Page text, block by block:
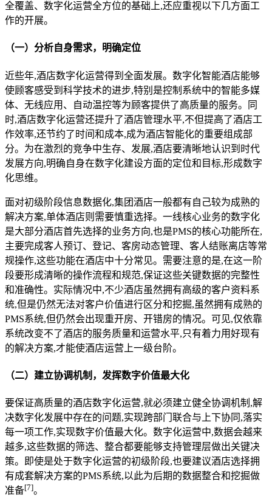
全覆盖、数字化运营全方位的基础上,还应重视以下几方面工
作的开展。
（一）分析自身需求，明确定位
近些年,酒店数字化运营得到全面发展。数字化智能酒店能够
使顾客感受到科学技术的进步,特别是控制系统中的智能多媒
体、无线应用、自动温控等为顾客提供了高质量的服务。同
时,酒店数字化运营还提升了酒店管理水平,不但提高了酒店工
作效率,还节约了时间和成本,成为酒店智能化的重要组成部
分。为在激烈的竞争中生存、发展,酒店要清晰地认识到时代
发展方向,明确自身在数字化建设方面的定位和目标,形成数字
化思维。
面对初级阶段信息数据化,集团酒店一般都有自己较为成熟的
解决方案,单体酒店则需要慎重选择。一线核心业务的数字化
是大部分酒店首先选择的业务方向,也是PMS的核心功能所在,
主要完成客人预订、登记、客房动态管理、客人结账离店等常
规操作,这些功能在酒店中十分常见。需要注意的是,在这一阶
段要形成清晰的操作流程和规范,保证这些关键数据的完整性
和准确性。实际情况中,不少酒店虽然拥有高级的客户资料系
统,但是仍然无法对客户价值进行区分和挖掘,虽然拥有成熟的
PMS系统,但仍然会出现重开房、开错房的情况。可见,仅依靠
系统改变不了酒店的服务质量和运营水平,只有着力用好现有
的解决方案,才能使酒店运营上一级台阶。
（二）建立协调机制，发挥数字价值最大化
要保证高质量的酒店数字化运营,就必须建立健全协调机制,解
决数字化发展中存在的问题,实现跨部门联合与上下协同,落实
每一项工作,实现数字价值最大化。数字化运营中,数据会越来
越多,这些数据的筛选、整合都要能够支持管理层做出关键决
策。即使是处于数字化运营的初级阶段,也要建议酒店选择拥
有成套解决方案的PMS系统,以此为后期的数据整合和挖掘做
准备[7]。